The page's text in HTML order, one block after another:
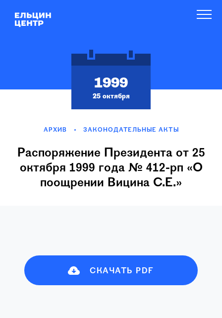
1999
25 октября
АРХИВ ЗАКОНОДАТЕЛЬНЫЕ АКТЫ
Распоряжение Президента от 25
октября 1999 года № 412-рп «О
поощрении Вицина С.Е.»
СКАЧАТЬ PDF